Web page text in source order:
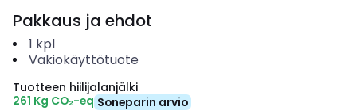
Pakkaus ja ehdot
1 kpl
Vakiokäyttötuote
Tuotteen hiilijalanjälki
261 Kg CO₂-eq Soneparin arvio